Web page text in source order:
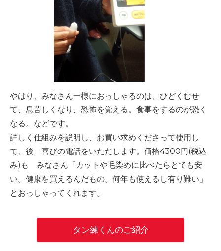
やはり、みなさん一様におっしゃるのは、ひどくむせ
て、息苦しくなり、恐怖を覚える。食事をするのが恐く
なる。などです。
詳しく仕組みを説明し、お買い求めくださって使用し
て、後 喜びの電話をいただします。価格4300円(税込
み)も みなさん「カットや毛染めに比べたらとても安
い。健康を買えるんだもの。何年も使えるし有り難い」
とおっしゃってくれます。
タン練くんのご紹介